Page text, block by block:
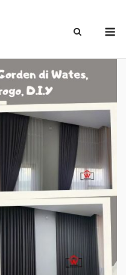
Wates, Kulonprogo.